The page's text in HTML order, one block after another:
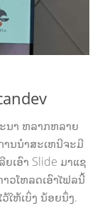
ນາ ຫລາກຫລາຍ
ານນຳສະເຫນີຈະມີ
ເອົາ Slide ມາແຊ
ວໂຫລດເອົາໄຟລນີ້
ໃຫ້ເບິ່ງ ນ້ອຍນຶ່ງ.